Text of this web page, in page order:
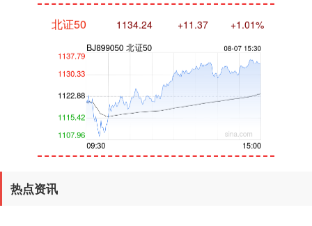
北证50 1134.24 +11.37 +1.01%
创业板指 3563.12 +47.56 +1.35%
热点资讯